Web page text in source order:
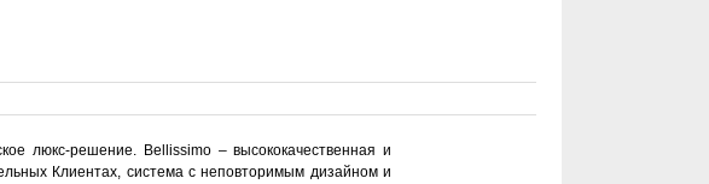
люкс-решение. Bellissimo – высококачественная и
Клиентах, система с неповторимым дизайном и